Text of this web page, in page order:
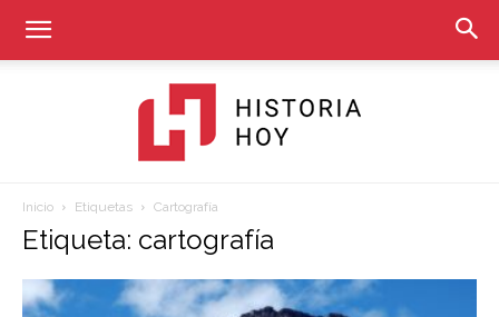
Hoy
Inicio Etiquetas Cartografía
Etiqueta: cartografía